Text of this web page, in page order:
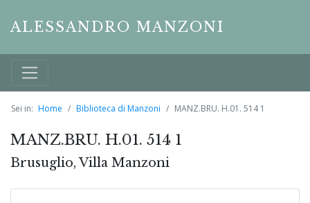
ALESSANDRO MANZONI
Sei in: Home Biblioteca di Manzoni MANZ.BRU. H.01. 514 1
MANZ.BRU. H.01. 514 1
Brusuglio, Villa Manzoni